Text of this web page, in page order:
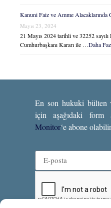
Kanuni Faiz ve Amme Alacaklarında
Mayıs 23, 2024
21 Mayıs 2024 tarihli ve 32252 sayılı
Cumhurbaşkanı Kararı ile …Daha
En son hukuki bülten
için aşağıdaki form
Monitor‘e abone